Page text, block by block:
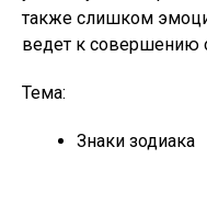
также слишком
ведет к совершению
Тема:
Знаки зодиака